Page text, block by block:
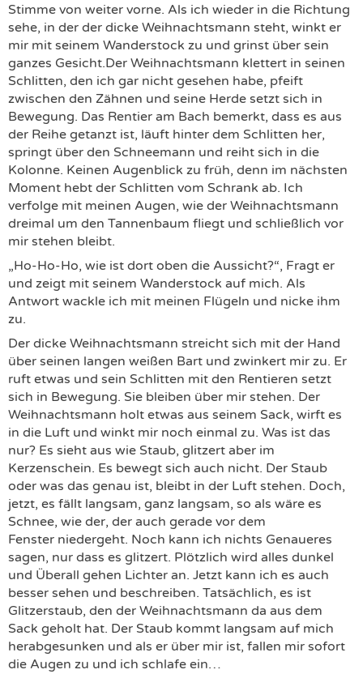
Stimme von weiter vorne. Als ich wieder in die Richtung
sehe, in der der dicke Weihnachtsmann steht, winkt er
mir mit seinem Wanderstock zu und grinst über sein
ganzes Gesicht.Der Weihnachtsmann klettert in seinen
Schlitten, den ich gar nicht gesehen habe, pfeift
zwischen den Zähnen und seine Herde setzt sich in
Bewegung. Das Rentier am Bach bemerkt, dass es aus
der Reihe getanzt ist, läuft hinter dem Schlitten her,
springt über den Schneemann und reiht sich in die
Kolonne. Keinen Augenblick zu früh, denn im nächsten
Moment hebt der Schlitten vom Schrank ab. Ich
verfolge mit meinen Augen, wie der Weihnachtsmann
dreimal um den Tannenbaum fliegt und schließlich vor
mir stehen bleibt.
„Ho-Ho-Ho, wie ist dort oben die Aussicht?“, Fragt er
und zeigt mit seinem Wanderstock auf mich. Als
Antwort wackle ich mit meinen Flügeln und nicke ihm
zu.
Der dicke Weihnachtsmann streicht sich mit der Hand
über seinen langen weißen Bart und zwinkert mir zu. Er
ruft etwas und sein Schlitten mit den Rentieren setzt
sich in Bewegung. Sie bleiben über mir stehen. Der
Weihnachtsmann holt etwas aus seinem Sack, wirft es
in die Luft und winkt mir noch einmal zu. Was ist das
nur? Es sieht aus wie Staub, glitzert aber im
Kerzenschein. Es bewegt sich auch nicht. Der Staub
oder was das genau ist, bleibt in der Luft stehen. Doch,
jetzt, es fällt langsam, ganz langsam, so als wäre es
Schnee, wie der, der auch gerade vor dem
Fenster niedergeht. Noch kann ich nichts Genaueres
sagen, nur dass es glitzert. Plötzlich wird alles dunkel
und Überall gehen Lichter an. Jetzt kann ich es auch
besser sehen und beschreiben. Tatsächlich, es ist
Glitzerstaub, den der Weihnachtsmann da aus dem
Sack geholt hat. Der Staub kommt langsam auf mich
herabgesunken und als er über mir ist, fallen mir sofort
die Augen zu und ich schlafe ein…